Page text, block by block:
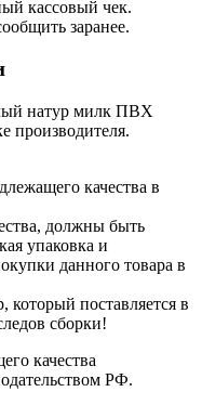
кассовый чек.
заранее.
натур милк ПВХ
производителя.
качества в
должны быть
упаковка и
данного товара в
поставляется в
сборки!
качества
РФ.